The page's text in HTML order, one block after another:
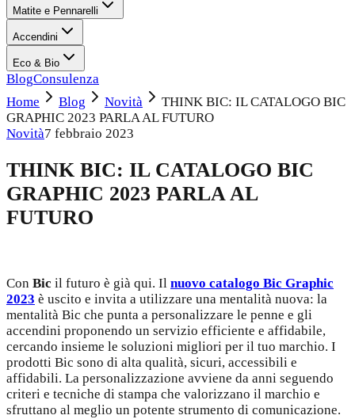
Matite e Pennarelli
Accendini
Eco & Bio
BlogConsulenza
Home
Blog Novità
THINK BIC: IL CATALOGO BIC
GRAPHIC 2023 PARLA AL FUTURO
Novità7 febbraio 2023
THINK BIC: IL CATALOGO BIC
GRAPHIC 2023 PARLA AL
FUTURO
Con Bic il futuro è già qui. Il nuovo catalogo Bic Graphic
2023 è uscito e invita a utilizzare una mentalità nuova: la
mentalità Bic che punta a personalizzare le penne e gli
accendini proponendo un servizio efficiente e affidabile,
cercando insieme le soluzioni migliori per il tuo marchio. I
prodotti Bic sono di alta qualità, sicuri, accessibili e
affidabili. La personalizzazione avviene da anni seguendo
criteri e tecniche di stampa che valorizzano il marchio e
sfruttano al meglio un potente strumento di comunicazione.